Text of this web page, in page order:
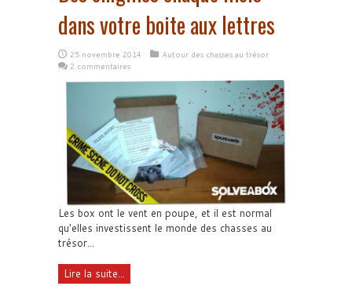
dans votre boite aux lettres
25 novembre 2014
Autour des chasses au trésor
2 commentaires
Les box ont le vent en poupe, et il est normal
qu'elles investissent le monde des chasses au
trésor...
Lire la suite...